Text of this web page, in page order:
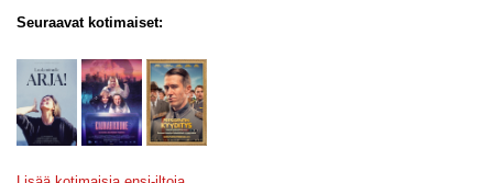
Seuraavat kotimaiset: